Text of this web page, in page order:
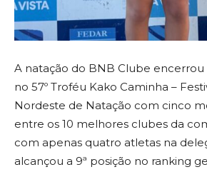
A natação do BNB Clube encerrou
no 57º Troféu Kako Caminha –
Nordeste de Natação com cinco
entre os 10 melhores clubes da
com apenas quatro atletas na
alcançou a 9ª posição no ranking